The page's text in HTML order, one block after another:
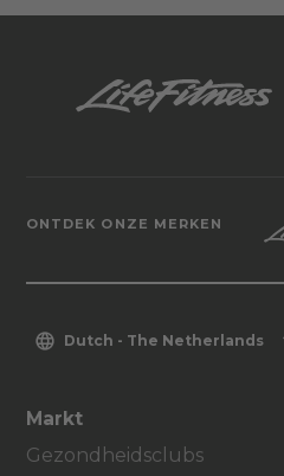
ONTDEK ONZE MERKEN
Dutch - The Netherlands
Markt
Gezondheidsclubs